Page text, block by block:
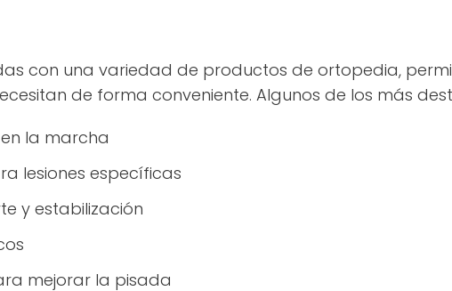
con una variedad de productos de ortopedia,
de forma conveniente. Algunos de los más
la marcha
lesiones específicas
y estabilización
mejorar la pisada